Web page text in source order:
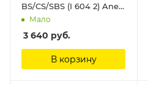
BS/CS/SBS (I 604 2) Anest
Iwata
Мало
3 640 руб.
В корзину